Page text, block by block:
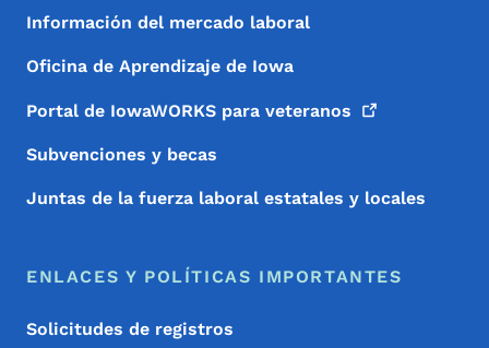
Información del mercado laboral
Oficina de Aprendizaje de Iowa
Portal de IowaWORKS para veteranos
Subvenciones y becas
Juntas de la fuerza laboral estatales y locales
ENLACES Y POLÍTICAS IMPORTANTES
Solicitudes de registros